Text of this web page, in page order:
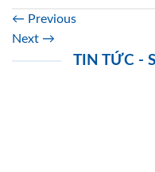
← Previous
Next →
TIN TỨC -